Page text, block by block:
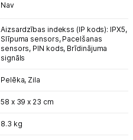
Nav
Aizsardzības indekss (IP kods): IPX5,
Slīpuma sensors, Pacelšanas
sensors, PIN kods, Brīdinājuma
signāls
Pelēka, Zila
58 x 39 x 23 cm
8.3 kg